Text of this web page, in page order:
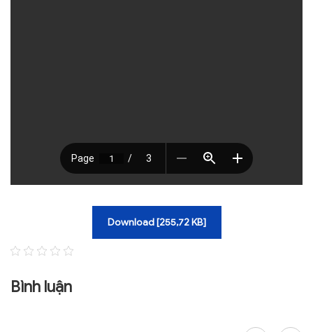
Download [255,72 KB]
Bình luận